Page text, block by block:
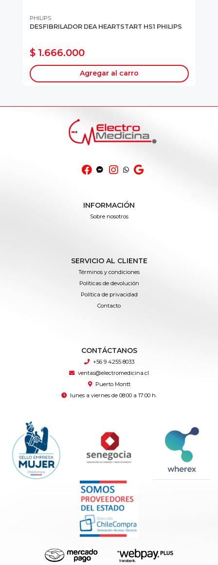
PHILIPS
DESFIBRILADOR DEA HEARTSTART HS1 PHILIPS
$ 1.666.000
Agregar al carro
INFORMACIÓN
Sobre nosotros
SERVICIO AL CLIENTE
Términos y condiciones
Políticas de devolución
Política de privacidad
Contacto
CONTÁCTANOS
+56 9 4255 8033
ventas@electromedicina.cl
Puerto Montt
lunes a viernes de 08:00 a 17:00 h.